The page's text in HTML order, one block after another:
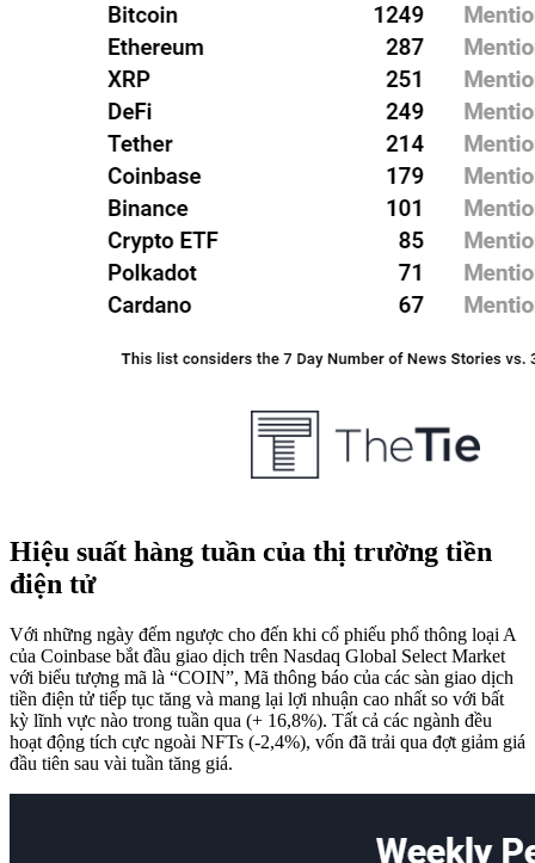
Hiệu suất hàng tuần của thị trường tiền
điện tử
Với những ngày đếm ngược cho đến khi cổ phiếu phổ thông loại A
của Coinbase bắt đầu giao dịch trên Nasdaq Global Select Market
với biểu tượng mã là “COIN”, Mã thông báo của các sàn giao dịch
tiền điện tử tiếp tục tăng và mang lại lợi nhuận cao nhất so với bất
kỳ lĩnh vực nào trong tuần qua (+ 16,8%). Tất cả các ngành đều
hoạt động tích cực ngoài NFTs (-2,4%), vốn đã trải qua đợt giảm giá
đầu tiên sau vài tuần tăng giá.